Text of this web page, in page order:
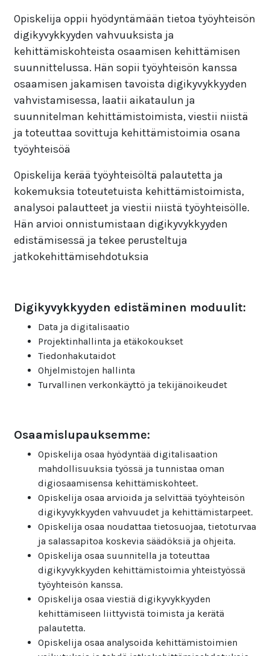
Opiskelija oppii hyödyntämään tietoa työyhteisön
digikyvykkyyden vahvuuksista ja
kehittämiskohteista osaamisen kehittämisen
suunnittelussa. Hän sopii työyhteisön kanssa
osaamisen jakamisen tavoista digikyvykkyyden
vahvistamisessa, laatii aikataulun ja
suunnitelman kehittämistoimista, viestii niistä
ja toteuttaa sovittuja kehittämistoimia osana
työyhteisöä
Opiskelija kerää työyhteisöltä palautetta ja
kokemuksia toteutetuista kehittämistoimista,
analysoi palautteet ja viestii niistä työyhteisölle.
Hän arvioi onnistumistaan digikyvykkyyden
edistämisessä ja tekee perusteltuja
jatkokehittämisehdotuksia
Digikyvykkyyden edistäminen moduulit:
Data ja digitalisaatio
Projektinhallinta ja etäkokoukset
Tiedonhakutaidot
Ohjelmistojen hallinta
Turvallinen verkonkäyttö ja tekijänoikeudet
Osaamislupauksemme:
Opiskelija osaa hyödyntää digitalisaation
mahdollisuuksia työssä ja tunnistaa oman
digiosaamisensa kehittämiskohteet.
Opiskelija osaa arvioida ja selvittää työyhteisön
digikyvykkyyden vahvuudet ja kehittämistarpeet.
Opiskelija osaa noudattaa tietosuojaa, tietoturvaa
ja salassapitoa koskevia säädöksiä ja ohjeita.
Opiskelija osaa suunnitella ja toteuttaa
digikyvykkyyden kehittämistoimia yhteistyössä
työyhteisön kanssa.
Opiskelija osaa viestiä digikyvykkyyden
kehittämiseen liittyvistä toimista ja kerätä
palautetta.
Opiskelija osaa analysoida kehittämistoimien